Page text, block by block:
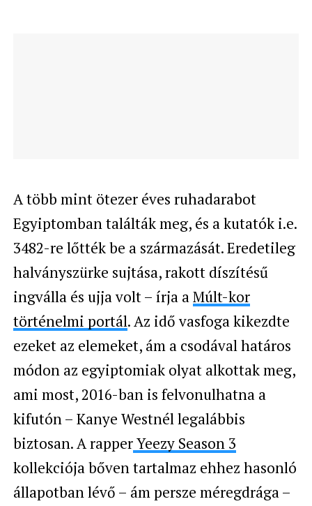
A több mint ötezer éves ruhadarabot
Egyiptomban találták meg, és a kutatók i.e.
3482-re lőtték be a származását. Eredetileg
halványszürke sujtása, rakott díszítésű
ingválla és ujja volt – írja aMúlt-kor
történelmi portál. Az idő vasfoga kikezdte
ezeket az elemeket, ám a csodával határos
módon az egyiptomiak olyat alkottak meg,
ami most, 2016-ban is felvonulhatna a
kifutón – Kanye Westnél legalábbis
biztosan. A rapperYeezy Season 3
kollekciója bőven tartalmaz ehhez hasonló
állapotban lévő – ám persze méregdrága –